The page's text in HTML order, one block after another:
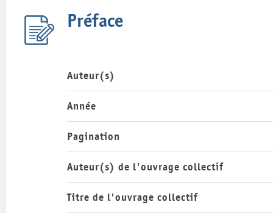
Préface
Auteur(s)
Année
Pagination
Auteur(s) de l'ouvrage collectif
Titre de l'ouvrage collectif